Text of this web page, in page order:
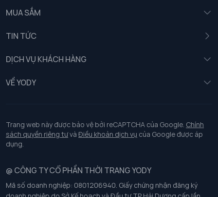
MUA SẮM
TIN TỨC
DỊCH VỤ KHÁCH HÀNG
Chính sách khách hàng thân thiết
Chính sách bảo vệ dữ liệu cá nhân
Chính sách thanh toán, giao nhận
Chính sách chất lượng và an toàn sức khoẻ nghề nghiệp
Chính sách đơn đồng phục
VỀ YODY
Tuyển dụng
Trang web này được bảo vệ bởi reCAPTCHA của Google. Chính
sách quyền riêng tưvà Điều khoản dịch vụ của Google được áp
dụng.
@ CÔNG TY CỔ PHẦN THỜI TRANG YODY
Mã số doanh nghiệp: 0801206940. Giấy chứng nhận đăng ký